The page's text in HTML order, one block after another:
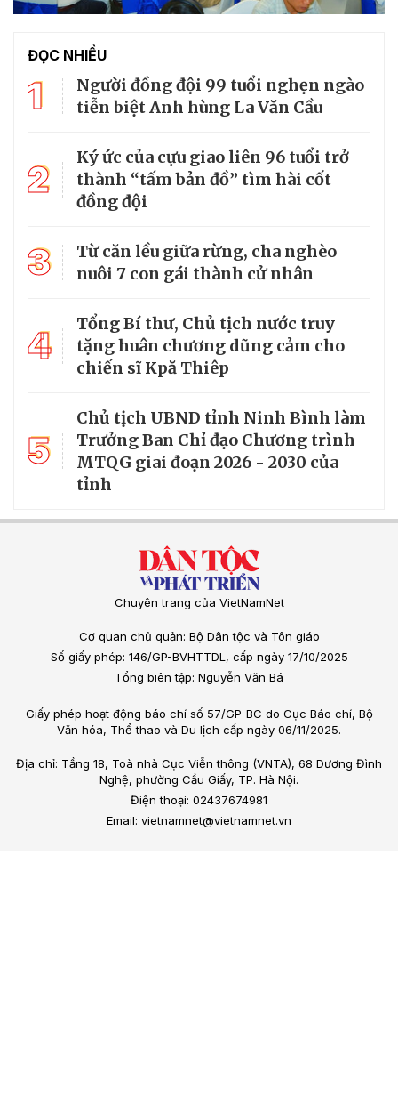
ĐỌC NHIỀU
1
Người đồng đội 99 tuổi nghẹn ngào
tiễn biệt Anh hùng La Văn Cầu
2
Ký ức của cựu giao liên 96 tuổi trở
thành “tấm bản đồ” tìm hài cốt
đồng đội
3
Từ căn lều giữa rừng, cha nghèo
nuôi 7 con gái thành cử nhân
4
Tổng Bí thư, Chủ tịch nước truy
tặng huân chương dũng cảm cho
chiến sĩ Kpă Thiêp
5
Chủ tịch UBND tỉnh Ninh Bình làm
Trưởng Ban Chỉ đạo Chương trình
MTQG giai đoạn 2026 - 2030 của
tỉnh
Chuyên trang của VietNamNet
Cơ quan chủ quản: Bộ Dân tộc và Tôn giáo
Số giấy phép: 146/GP-BVHTTDL, cấp ngày 17/10/2025
Tổng biên tập: Nguyễn Văn Bá
Giấy phép hoạt động báo chí số 57/GP-BC do Cục Báo chí, Bộ
Văn hóa, Thể thao và Du lịch cấp ngày 06/11/2025.
Địa chỉ: Tầng 18, Toà nhà Cục Viễn thông (VNTA), 68 Dương Đình
Nghệ, phường Cầu Giấy, TP. Hà Nội.
Điện thoại: 02437674981
Email: vietnamnet@vietnamnet.vn